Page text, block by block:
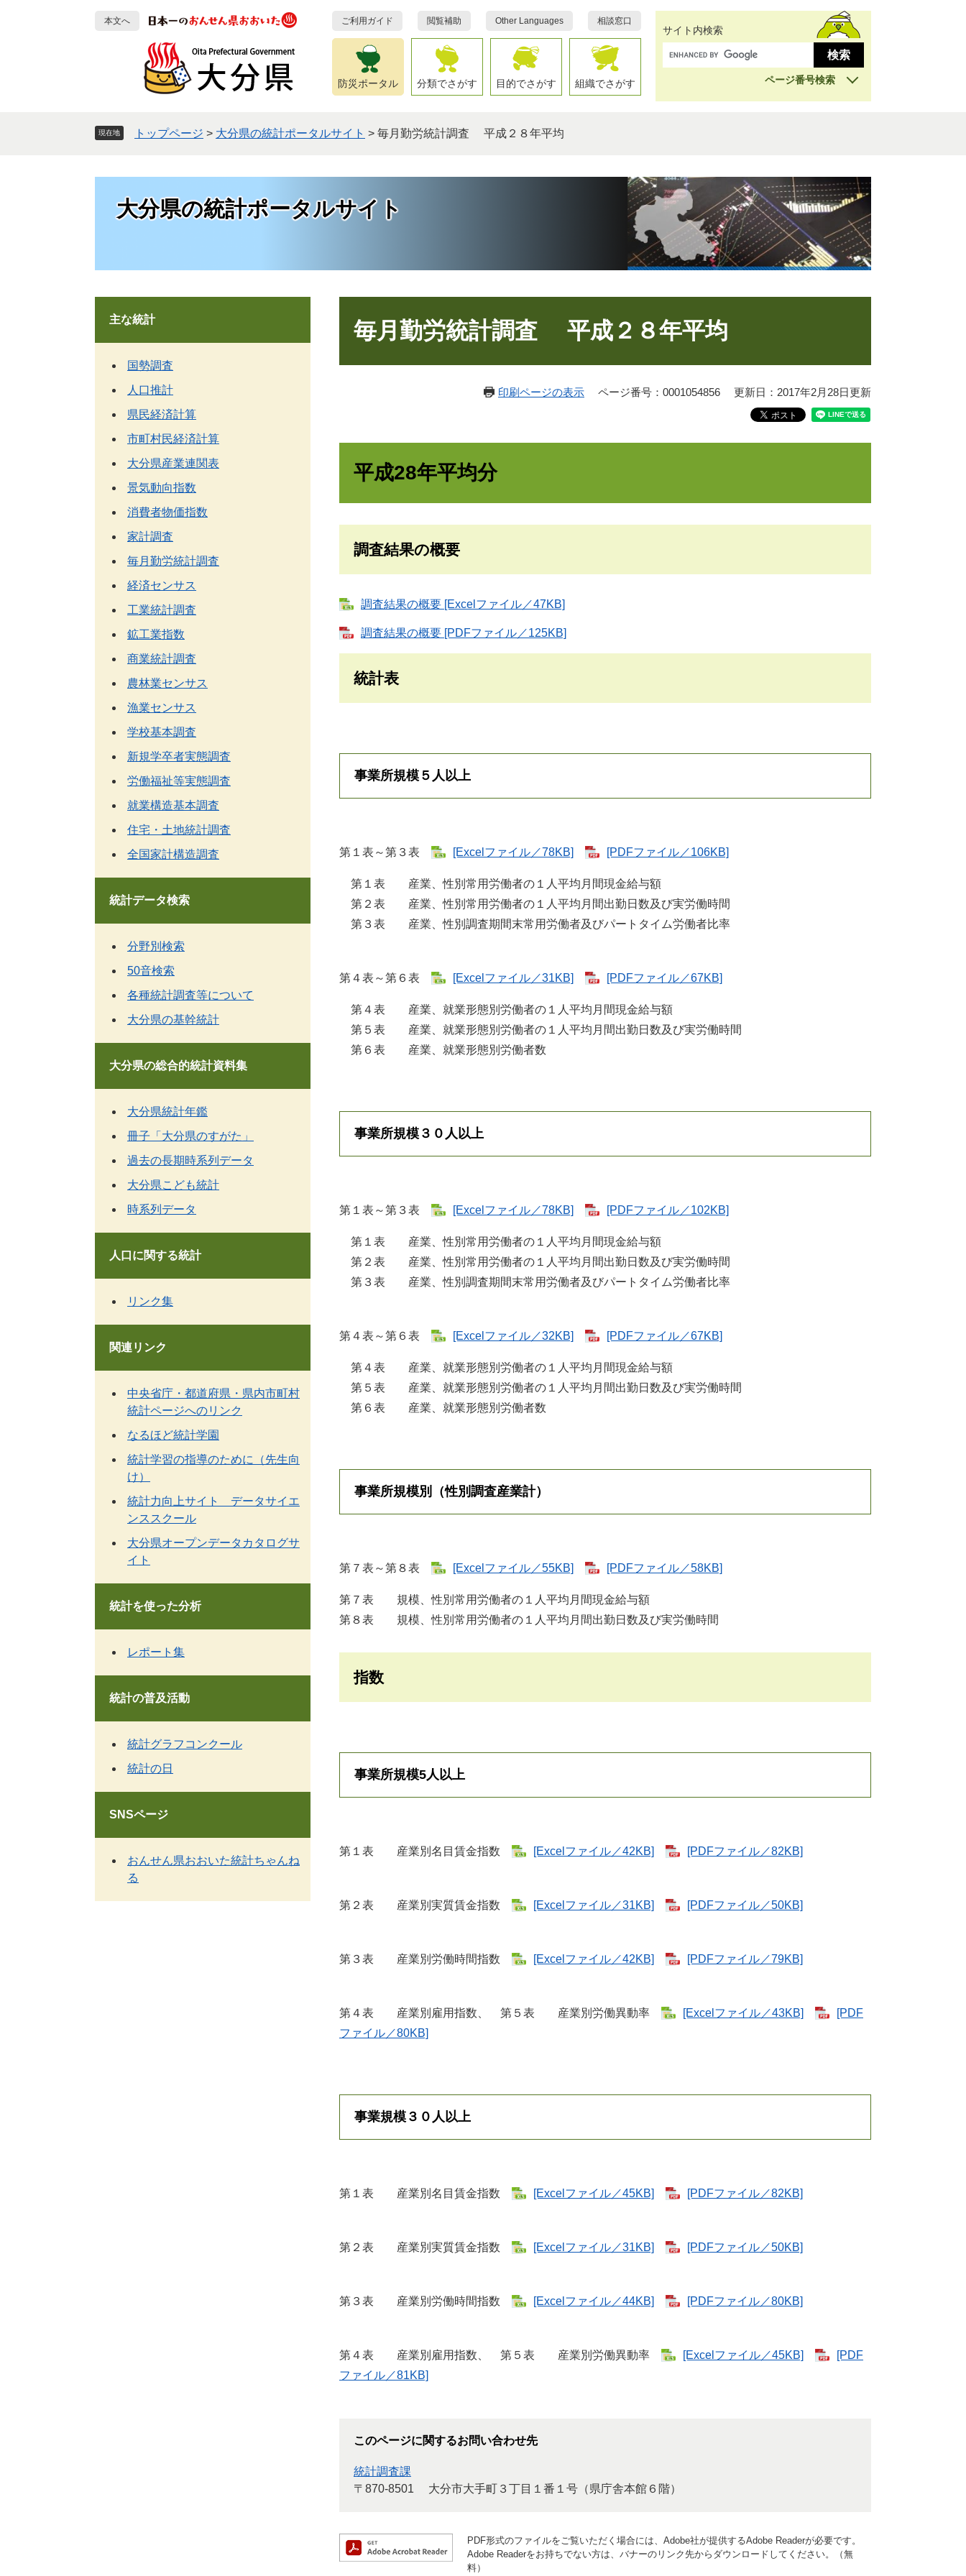
本文へ ご利用ガイド 閲覧補助 Other Languages 相談窓口
防災ポータル 分類でさがす 目的でさがす 組織でさがす
サイト内検索
ページ番号検索
現在地 トップページ > 大分県の統計ポータルサイト > 毎月勤労統計調査 平成２８年平均
大分県の統計ポータルサイト
毎月勤労統計調査 平成２８年平均
印刷ページの表示 ページ番号：0001054856 更新日：2017年2月28日更新
平成28年平均分
調査結果の概要
調査結果の概要 [Excelファイル／47KB]
調査結果の概要 [PDFファイル／125KB]
統計表
事業所規模５人以上
第１表～第３表 [Excelファイル／78KB] [PDFファイル／106KB]
第１表 産業、性別常用労働者の１人平均月間現金給与額
第２表 産業、性別常用労働者の１人平均月間出勤日数及び実労働時間
第３表 産業、性別調査期間末常用労働者及びパートタイム労働者比率
第４表～第６表 [Excelファイル／31KB] [PDFファイル／67KB]
第４表 産業、就業形態別労働者の１人平均月間現金給与額
第５表 産業、就業形態別労働者の１人平均月間出勤日数及び実労働時間
第６表 産業、就業形態別労働者数
事業所規模３０人以上
第１表～第３表 [Excelファイル／78KB] [PDFファイル／102KB]
第１表 産業、性別常用労働者の１人平均月間現金給与額
第２表 産業、性別常用労働者の１人平均月間出勤日数及び実労働時間
第３表 産業、性別調査期間末常用労働者及びパートタイム労働者比率
第４表～第６表 [Excelファイル／32KB] [PDFファイル／67KB]
第４表 産業、就業形態別労働者の１人平均月間現金給与額
第５表 産業、就業形態別労働者の１人平均月間出勤日数及び実労働時間
第６表 産業、就業形態別労働者数
事業所規模別（性別調査産業計）
第７表～第８表 [Excelファイル／55KB] [PDFファイル／58KB]
第７表 規模、性別常用労働者の１人平均月間現金給与額
第８表 規模、性別常用労働者の１人平均月間出勤日数及び実労働時間
指数
事業所規模5人以上
第１表 産業別名目賃金指数 [Excelファイル／42KB] [PDFファイル／82KB]
第２表 産業別実質賃金指数 [Excelファイル／31KB] [PDFファイル／50KB]
第３表 産業別労働時間指数 [Excelファイル／42KB] [PDFファイル／79KB]
第４表 産業別雇用指数、 第５表 産業別労働異動率 [Excelファイル／43KB]
[PDF
ファイル／80KB]
事業規模３０人以上
第１表 産業別名目賃金指数 [Excelファイル／45KB] [PDFファイル／82KB]
第２表 産業別実質賃金指数 [Excelファイル／31KB] [PDFファイル／50KB]
第３表 産業別労働時間指数 [Excelファイル／44KB] [PDFファイル／80KB]
第４表 産業別雇用指数、 第５表 産業別労働異動率 [Excelファイル／45KB]
[PDF
ファイル／81KB]
このページに関するお問い合わせ先
統計調査課
〒870-8501
大分市大手町３丁目１番１号（県庁舎本館６階）
PDF形式のファイルをご覧いただく場合には、Adobe社が提供するAdobe Readerが必要です。
Adobe Readerをお持ちでない方は、バナーのリンク先からダウンロードしてください。（無
料）
主な統計
国勢調査
人口推計
県民経済計算
市町村民経済計算
大分県産業連関表
景気動向指数
消費者物価指数
家計調査
毎月勤労統計調査
経済センサス
工業統計調査
鉱工業指数
商業統計調査
農林業センサス
漁業センサス
学校基本調査
新規学卒者実態調査
労働福祉等実態調査
就業構造基本調査
住宅・土地統計調査
全国家計構造調査
統計データ検索
分野別検索
50音検索
各種統計調査等について
大分県の基幹統計
大分県の総合的統計資料集
大分県統計年鑑
冊子「大分県のすがた」
過去の長期時系列データ
大分県こども統計
時系列データ
人口に関する統計
リンク集
関連リンク
中央省庁・都道府県・県内市町村
統計ページへのリンク
なるほど統計学園
統計学習の指導のために（先生向
け）
統計力向上サイト データサイエ
ンススクール
大分県オープンデータカタログサ
イト
統計を使った分析
レポート集
統計の普及活動
統計グラフコンクール
統計の日
SNSページ
おんせん県おおいた統計ちゃんね
る